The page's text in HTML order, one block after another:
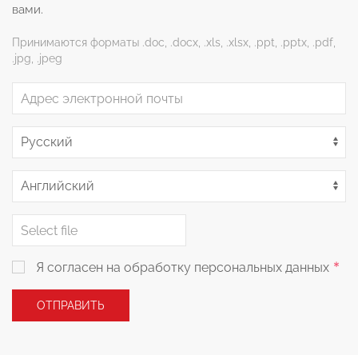
вами.
Принимаются форматы .doc, .docx, .xls, .xlsx, .ppt, .pptx, .pdf,
.jpg, .jpeg